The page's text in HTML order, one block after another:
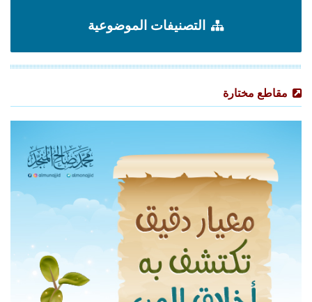
التصنيفات الموضوعية
مقاطع مختارة